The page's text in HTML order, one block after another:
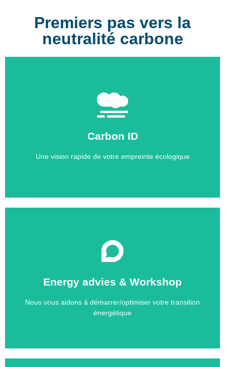
Premiers pas vers la
neutralité carbone
Carbon ID
Une vision rapide de votre empreinte écologique
Obtenez une vue d'ensemble de votre empreinte
consommation d'énergie
Contact
Energy advies & Workshop
Nous vous aidons à démarrer/optimiser votre transition
énergétique
Ces workshops permettent à votre équipe de se former
long terme.
Contact